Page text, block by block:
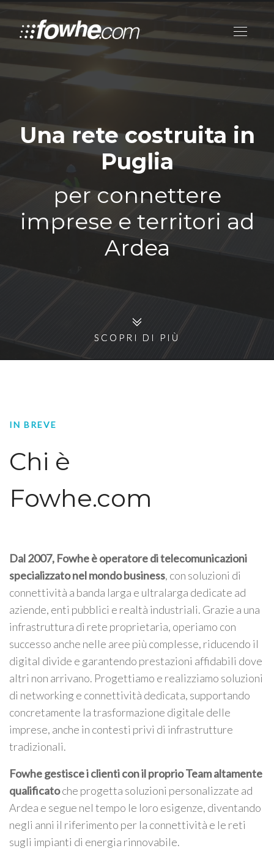
Una rete costruita in
Puglia
per connettere
imprese e territori ad
Ardea
SCOPRI DI PIÙ
SCOPRI DI PIÙ
IN BREVE
Chi è
Fowhe.com
Dal 2007, Fowhe è operatore di telecomunicazioni
specializzato nel mondo business, con soluzioni di
connettività a banda larga e ultralarga dedicate ad
aziende, enti pubblici e realtà industriali. Grazie a una
infrastruttura di rete proprietaria, operiamo con
successo anche nelle aree più complesse, riducendo il
digital divide e garantendo prestazioni affidabili dove
altri non arrivano. Progettiamo e realizziamo soluzioni
di networking e connettività dedicata, supportando
concretamente la trasformazione digitale delle
imprese, anche in contesti privi di infrastrutture
tradizionali.
Fowhe gestisce i clienti con il proprio Team altamente
qualificatoche progetta soluzioni personalizzate ad
Ardea e segue nel tempo le loro esigenze, diventando
negli anni il riferimento per la connettività e le reti
sugli impianti di energia rinnovabile.